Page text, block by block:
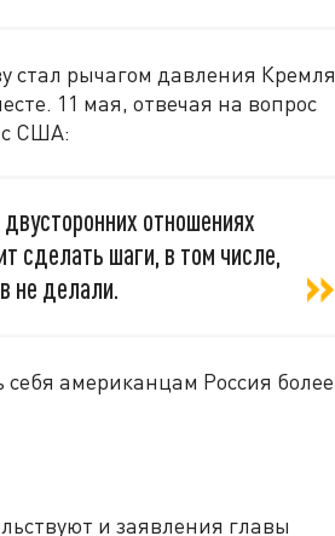
рычагом давления Кремля
11 мая, отвечая на вопрос
с США:
отношениях
сделать шаги, в том числе,
не делали.
американцам Россия более
и заявления главы